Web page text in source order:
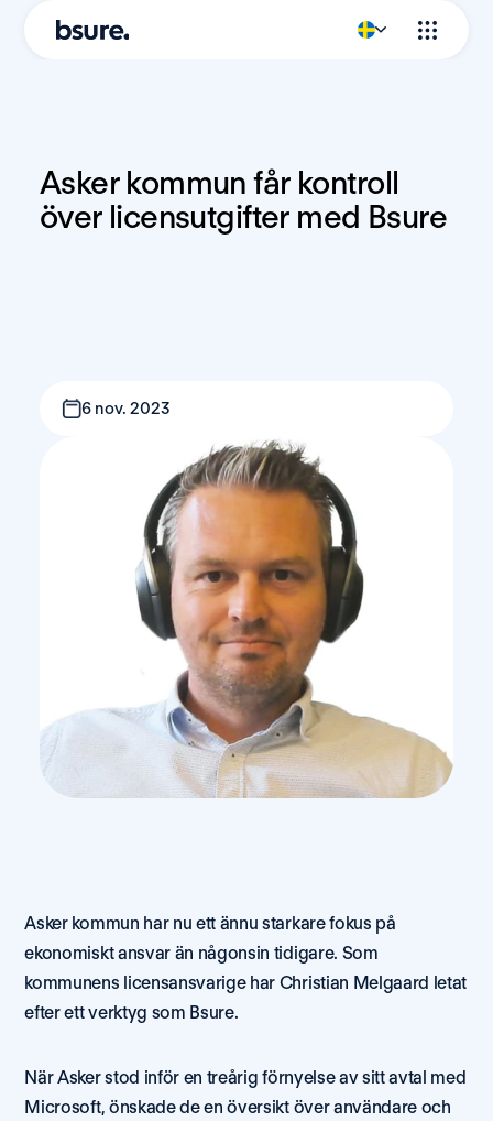
Asker kommun får kontroll
över licensutgifter med Bsure
6 nov. 2023
Asker kommun har nu ett ännu starkare fokus på
ekonomiskt ansvar än någonsin tidigare. Som
kommunens licensansvarige har Christian Melgaard letat
efter ett verktyg som Bsure.
När Asker stod inför en treårig förnyelse av sitt avtal med
Microsoft, önskade de en översikt över användare och